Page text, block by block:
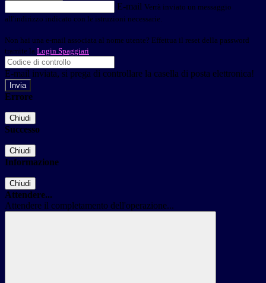
E-mail Verrà inviato un messaggio
all'indirizzo indicato con le istruzioni necessarie.
Non hai una e-mail associata al nome utente? Effettua il reset della password
tramite la Login Spaggiari
E-mail inviata, si prega di controllare la casella di posta elettronica!
Errore
Chiudi
Successo
Chiudi
Informazione
Chiudi
Attendere...
Attendere il completamento dell'operazione...